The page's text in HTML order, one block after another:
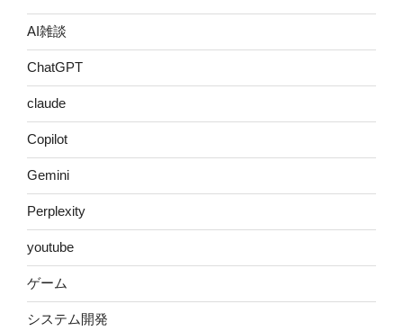
AI雑談
ChatGPT
claude
Copilot
Gemini
Perplexity
youtube
ゲーム
システム開発